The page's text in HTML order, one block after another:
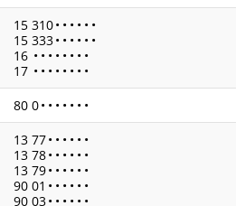
15 310• • • • • •
15 333• • • • • •
16 • • • • • • • •
17 • • • • • • • •
80 0• • • • • • •
13 77• • • • • •
13 78• • • • • •
13 79• • • • • •
90 01 • • • • • •
90 03• • • • • •